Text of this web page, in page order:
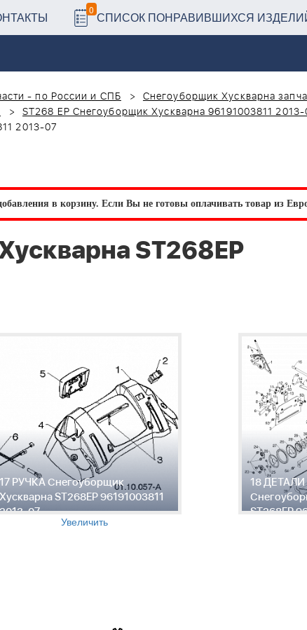
0 СПИСОК ПОНРАВИВШИХСЯ
- по России и СПБ
Снегоуборщик Хускварна
ST268 EP Снегоуборщик Хускварна 96191003811
2013-07
в корзину. Если Вы не готовы оплачивать товар из
ST268EP
17 РУЧКА Снегоуборщик
Хускварна ST268EP 96191003811
07
Увеличить
18
ST268EP